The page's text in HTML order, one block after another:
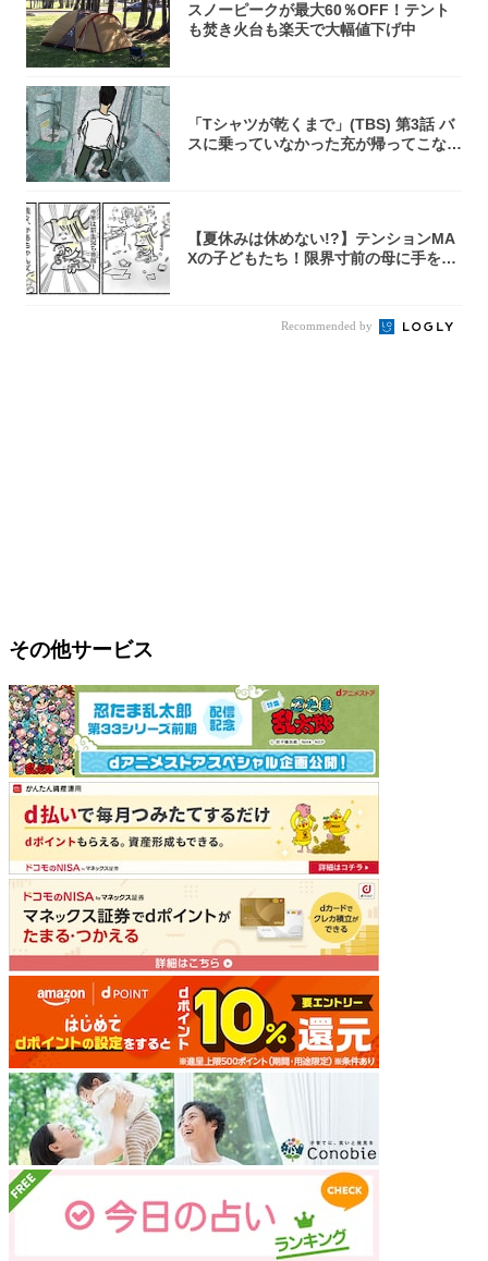
スノーピークが最大60％OFF！テント
も焚き火台も楽天で大幅値下げ中
「Tシャツが乾くまで」(TBS) 第3話 バ
スに乗っていなかった充が帰ってこな
【夏休みは休めない!?】テンションMA
Xの子どもたち！限界寸前の母に手を差
Recommended by
その他サービス